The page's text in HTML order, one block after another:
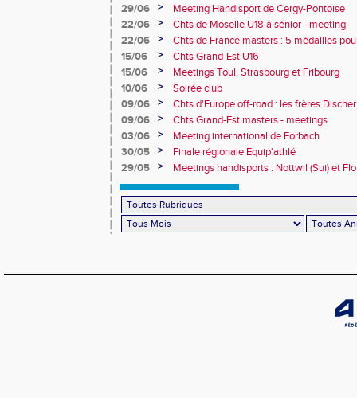
29/06
>
Meeting Handisport de Cergy-Pontoise
22/06
>
Chts de Moselle U18 à sénior - meeting
22/06
>
Chts de France masters : 5 médailles
15/06
>
Chts Grand-Est U16
15/06
>
Meetings Toul, Strasbourg et Fribourg
10/06
>
Soirée club
09/06
>
Chts d'Europe off-road : les frères
09/06
>
Chts Grand-Est masters - meetings
03/06
>
Meeting international de Forbach
30/05
>
Finale régionale Equip'athlé
29/05
> Meetings handisports : Nottwil (Sui) et